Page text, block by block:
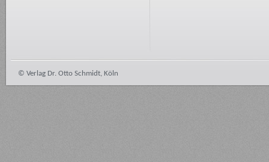
© Verlag Dr. Otto Schmidt, Köln